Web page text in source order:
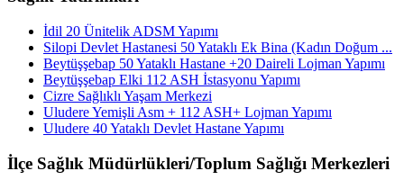
İdil 20 Ünitelik ADSM Yapımı
Silopi Devlet Hastanesi 50 Yataklı Ek Bina (Kadın Doğum ...
Beytüşşebap 50 Yataklı Hastane +20 Daireli Lojman Yapımı
Beytüşşebap Elki 112 ASH İstasyonu Yapımı
Cizre Sağlıklı Yaşam Merkezi
Uludere Yemişli Asm + 112 ASH+ Lojman Yapımı
Uludere 40 Yataklı Devlet Hastane Yapımı
İlçe Sağlık Müdürlükleri/Toplum Sağlığı Merkezleri